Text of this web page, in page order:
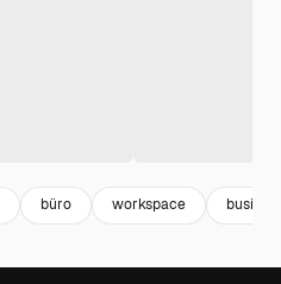
büro workspace